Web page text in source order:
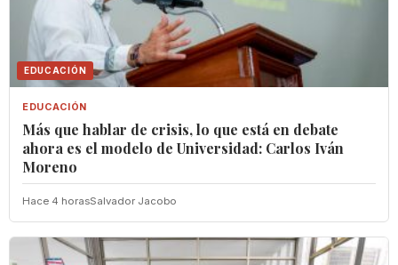
EDUCACIÓN
EDUCACIÓN
Más que hablar de crisis, lo que está en debate
ahora es el modelo de Universidad: Carlos Iván
Moreno
Hace 4 horasSalvador Jacobo